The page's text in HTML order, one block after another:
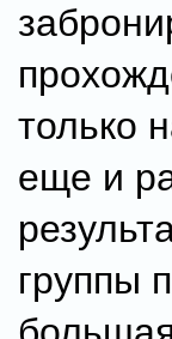
только
еще и
группы